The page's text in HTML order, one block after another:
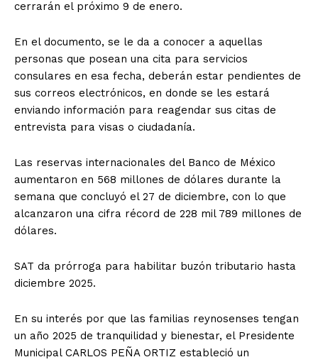
cerrarán el próximo 9 de enero.
En el documento, se le da a conocer a aquellas
personas que posean una cita para servicios
consulares en esa fecha, deberán estar pendientes de
sus correos electrónicos, en donde se les estará
enviando información para reagendar sus citas de
entrevista para visas o ciudadanía.
Las reservas internacionales del Banco de México
aumentaron en 568 millones de dólares durante la
semana que concluyó el 27 de diciembre, con lo que
alcanzaron una cifra récord de 228 mil 789 millones de
dólares.
SAT da prórroga para habilitar buzón tributario hasta
diciembre 2025.
En su interés por que las familias reynosenses tengan
un año 2025 de tranquilidad y bienestar, el Presidente
Municipal CARLOS PEÑA ORTIZ estableció un